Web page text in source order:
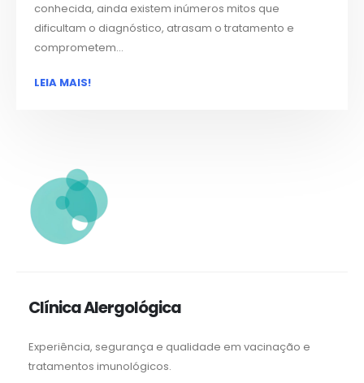
conhecida, ainda existem inúmeros mitos que
dificultam o diagnóstico, atrasam o tratamento e
comprometem...
LEIA MAIS!
Clínica Alergológica
Experiência, segurança e qualidade em vacinação e
tratamentos imunológicos.